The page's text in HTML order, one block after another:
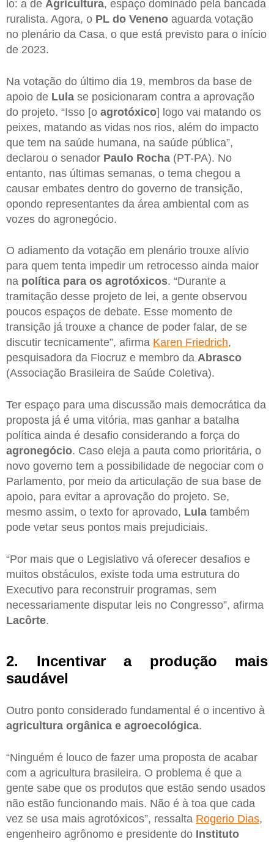
lo: a de Agricultura, espaço dominado pela bancada
ruralista. Agora, o PL do Veneno aguarda votação
no plenário da Casa, o que está previsto para o início
de 2023.
Na votação do último dia 19, membros da base de
apoio de Lula se posicionaram contra a aprovação
do projeto. “Isso [o agrotóxico] logo vai matando os
peixes, matando as vidas nos rios, além do impacto
que tem na saúde humana, na saúde pública”,
declarou o senador Paulo Rocha (PT-PA). No
entanto, nas últimas semanas, o tema chegou a
causar embates dentro do governo de transição,
opondo representantes da área ambiental com as
vozes do agronegócio.
O adiamento da votação em plenário trouxe alívio
para quem tenta impedir um retrocesso ainda maior
na política para os agrotóxicos. “Durante a
tramitação desse projeto de lei, a gente observou
poucos espaços de debate. Esse momento de
transição já trouxe a chance de poder falar, de se
discutir tecnicamente”, afirma Karen Friedrich,
pesquisadora da Fiocruz e membro da Abrasco
(Associação Brasileira de Saúde Coletiva).
Ter espaço para uma discussão mais democrática da
proposta já é uma vitória, mas ganhar a batalha
política ainda é desafio considerando a força do
agronegócio. Caso eleja a pauta como prioritária, o
novo governo tem a possibilidade de negociar com o
Parlamento, por meio da articulação de sua base de
apoio, para evitar a aprovação do projeto. Se,
mesmo assim, o texto for aprovado, Lula também
pode vetar seus pontos mais prejudiciais.
“Por mais que o Legislativo vá oferecer desafios e
muitos obstáculos, existe toda uma estrutura do
Executivo para reconstruir programas, sem
necessariamente disputar leis no Congresso”, afirma
Lacôrte.
2. Incentivar a produção mais
saudável
Outro ponto considerado fundamental é o incentivo à
agricultura orgânica e agroecológica.
“Ninguém é louco de fazer uma proposta de acabar
com a agricultura brasileira. O problema é que a
gente sabe que os produtos que estão sendo usados
não estão funcionando mais. Não é à toa que cada
vez se usa mais agrotóxicos”, ressalta Rogerio Dias,
engenheiro agrônomo e presidente do Instituto